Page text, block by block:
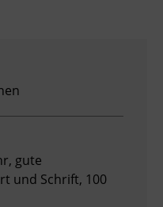
gute
und Schrift, 100